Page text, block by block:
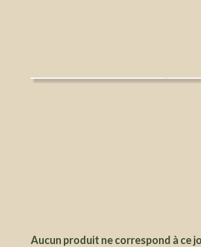
Aucun produit ne correspond à ce